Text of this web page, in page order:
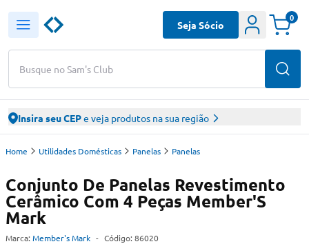
Busque no Sam's Club
Seja Sócio
0
Insira seu CEPe veja produtos na sua região
Home Utilidades Domésticas Panelas Panelas
Conjunto De Panelas Revestimento
Cerâmico Com 4 Peças Member'S
Mark
Marca: Member's Mark - Código: 86020